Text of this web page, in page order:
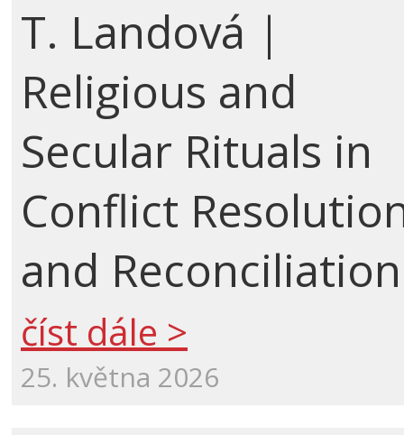
T. Landová |
Religious and
Secular Rituals in
Conflict
and Reconciliation
číst dále >
25. května 2026